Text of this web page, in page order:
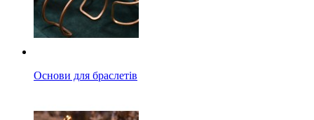
Основи для браслетів